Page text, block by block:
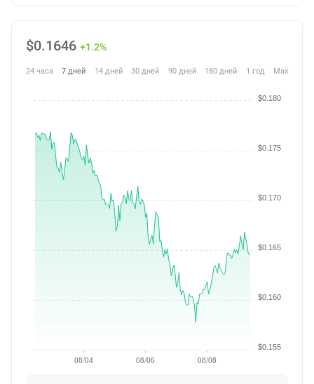
$0.1646 +1.2%
24 часа 7 дней 14 дней 30 дней 90 дней 180 дней 1 год Max
08/04 08/06 08/08
$0.155
$0.160
$0.165
$0.170
$0.175
$0.180